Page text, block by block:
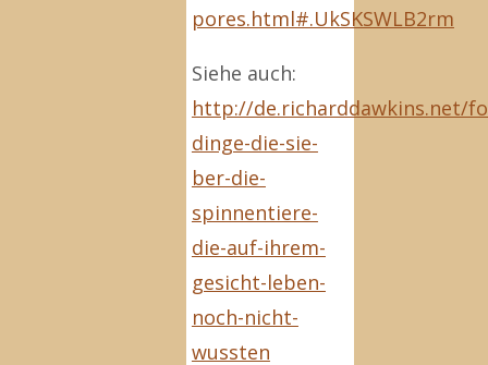
pores.html#.UkSKSWLB2rm
Siehe auch:
http://de.richarddawkins.net/
dinge-die-sie-
ber-die-
spinnentiere-
die-auf-ihrem-
gesicht-leben-
noch-nicht-
wussten